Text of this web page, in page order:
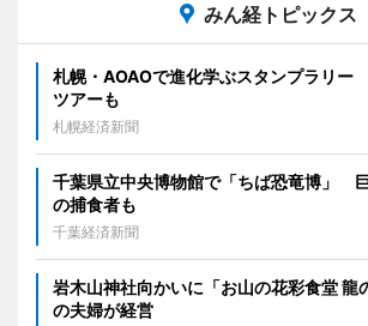
みん経トピックス
札幌・AOAOで進化学ぶスタンプラリ
ツアーも
札幌経済新聞
千葉県立中央博物館で「ちば恐竜博」
の捕食者も
千葉経済新聞
岩木山神社向かいに「お山の花彩食堂
の夫婦が経営